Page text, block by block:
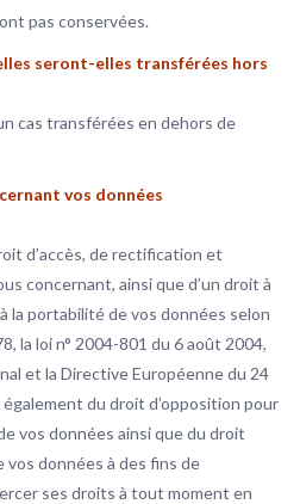
pas conservées.
seront-elles transférées hors
cas transférées en dehors de
vos données
d’accès, de rectification et
concernant, ainsi que d’un droit à
la portabilité de vos données selon
la loi n° 2004-801 du 6 août 2004,
et la Directive Européenne du 24
du droit d’opposition pour
vos données ainsi que du droit
données à des fins de
ses droits à tout moment en